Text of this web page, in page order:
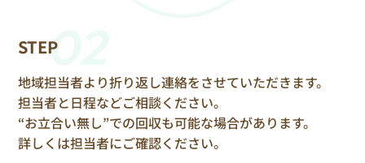
STEP02
地域担当者より折り返し連絡をさせていただきます。
担当者と日程などご相談ください。
“お立合い無し”での回収も可能な場合があります。
詳しくは担当者にご確認ください。